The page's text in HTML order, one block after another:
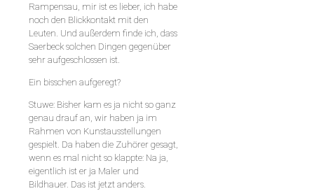
Rampensau, mir ist es lieber, ich habe
noch den Blickkontakt mit den
Leuten. Und außerdem finde ich, dass
Saerbeck solchen Dingen gegenüber
sehr aufgeschlossen ist.
Ein bisschen aufgeregt?
Stuwe: Bisher kam es ja nicht so ganz
genau drauf an, wir haben ja im
Rahmen von Kunstausstellungen
gespielt. Da haben die Zuhörer gesagt,
wenn es mal nicht so klappte: Na ja,
eigentlich ist er ja Maler und
Bildhauer. Das ist jetzt anders.